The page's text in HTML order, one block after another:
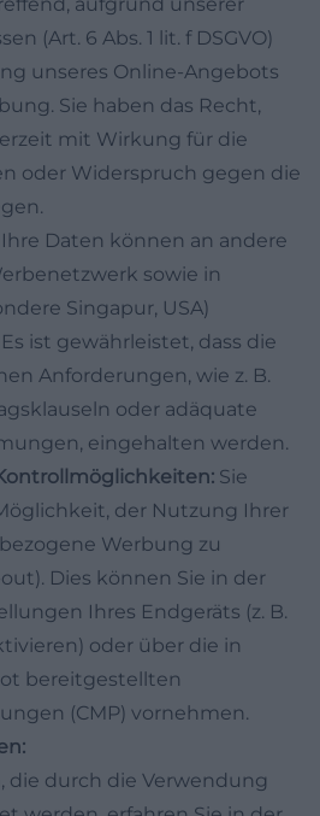
(Art. 6 Abs. 1 lit. f DSGVO)
unseres Online-Angebots
Sie haben das Recht,
mit Wirkung für die
oder Widerspruch gegen die
Ihre Daten können an andere
sowie in
Singapur, USA)
ist gewährleistet, dass die
Anforderungen, wie z. B.
oder adäquate
eingehalten werden.
Sie
der Nutzung Ihrer
Werbung zu
Dies können Sie in der
Ihres Endgeräts (z. B.
oder über die in
bereitgestellten
(CMP) vornehmen.
die durch die Verwendung